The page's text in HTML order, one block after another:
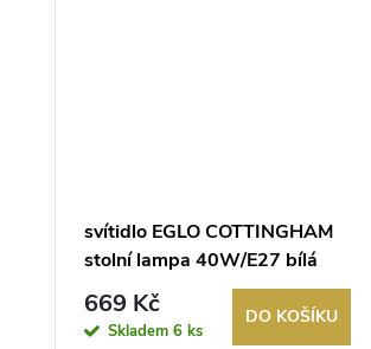
svítidlo EGLO COTTINGHAM
stolní lampa 40W/E27 bílá
669 Kč
Skladem 6 ks
DO KOŠÍKU